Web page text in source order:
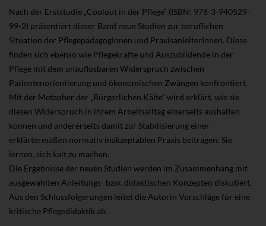
Nach der Erststudie „Coolout in der Pflege“ (ISBN: 978-3-940529-
99-2) präsentiert dieser Band neue Studien zur beruflichen
Situation der PflegepädagogInnen und PraxisanleiterInnen. Diese
finden sich ebenso wie Pflegekräfte und Auszubildende in der
Pflege mit dem unauflösbaren Widerspruch zwischen
Patientenorientierung und ökonomischen Zwängen konfrontiert.
Mit der Metapher der „Bürgerlichen Kälte“ wird erklärt, wie sie
diesen Widerspruch in ihrem Arbeitsalltag einerseits aushalten
können und andererseits damit zur Stabilisierung einer
erklärtermaßen normativ inakzeptablen Praxis beitragen: Sie
lernen, sich kalt zu machen.
Die Ergebnisse der neuen Studien werden im Zusammenhang mit
ausgewählten Anleitungs- bzw. didaktischen Konzepten diskutiert.
Aus den Schlussfolgerungen leitet die Autorin Vorschläge für eine
kritische Pflegedidaktik ab.